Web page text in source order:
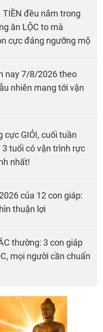
đều nắm trong
ăn LỘC to mà
cực đáng ngưỡng mộ
nay 7/8/2026 theo
nhiên mang tới vận
cực GIỎI, cuối tuần
tuổi có vận trình rực
nhất!
của 12 con giáp:
thuận lợi
thường: 3 con giáp
mọi người cần chuẩn